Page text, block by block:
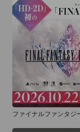
ファイナルファンタジ